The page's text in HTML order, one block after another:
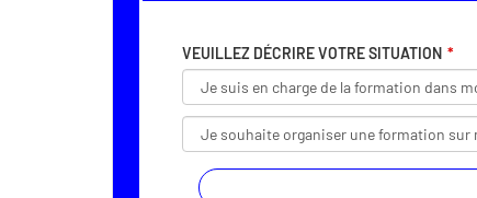
VEUILLEZ DÉCRIRE VOTRE SITUATION